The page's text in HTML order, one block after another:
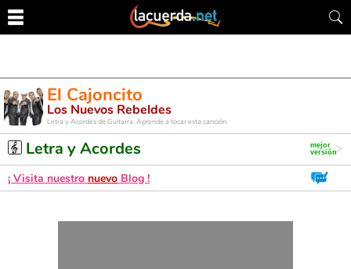
El Cajoncito
Los Nuevos Rebeldes
Letra y Acordes de Guitarra. Aprende a tocar esta canción
Letra y Acordes
¡ Visita nuestro nuevo Blog !